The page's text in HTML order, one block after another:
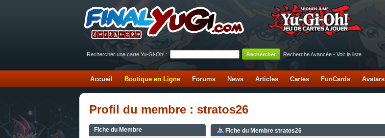
Rechercher une carte Yu-Gi-Oh! :
Recherche Avancée - Voir la liste
Accueil Boutique en Ligne Forums News Articles Cartes FunCards Avatars
Profil du membre : stratos26
Fiche du Membre Fiche du Membre stratos26